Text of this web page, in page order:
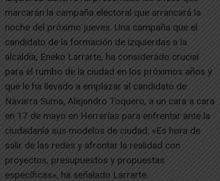
marcarán la campaña electoral que arrancará la
noche del próximo jueves. Una campaña que el
candidato de la formación de izquierdas a la
alcaldía, Eneko Larrarte, ha considerado crucial
para el rumbo de la ciudad en los próximos años y
que le ha llevado a emplazar al candidato de
Navarra Suma, Alejandro Toquero, a un cara a cara
en 17 de mayo en Herrerías para enfrentar ante la
ciudadanía sus modelos de ciudad. «Es hora de
salir de las redes y afrontar la realidad con
proyectos, presupuestos y propuestas
específicas», ha señalado Larrarte.